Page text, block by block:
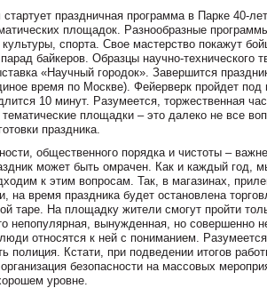
праздничная программа в Парке 40-
площадок. Разнообразные
спорта. Свое мастерство покажут
байкеров. Образцы научно-технического
«Научный городок». Завершится
время по Москве). Фейерверк пройдет под
10 минут. Разумеется, торжественная
площадки – это далеко не все
праздника.
общественного порядка и чистоты –
может быть омрачен. Как и каждый год,
к этим вопросам. Так, в магазинах,
на время праздника будет остановлена
таре. На площадку жители смогут пройти
непопулярная, вынужденная, но совершенно
относятся к ней с пониманием.
полиция. Кстати, при подведении итогов
безопасности на массовых
уровне.